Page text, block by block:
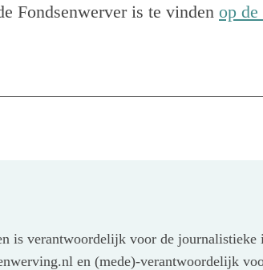
Fondsenwerver is te vinden op de
is verantwoordelijk voor de journalistieke
en (mede)-verantwoordelijk